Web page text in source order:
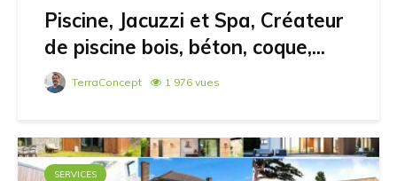
Piscine, Jacuzzi et Spa, Créateur
de piscine bois, béton, coque,...
TerraConcept 1 976 vues
SERVICES